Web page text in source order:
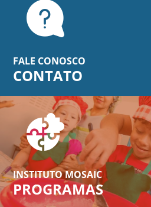
FALE CONOSCO
CONTATO
INSTITUTO MOSAIC
PROGRAMAS